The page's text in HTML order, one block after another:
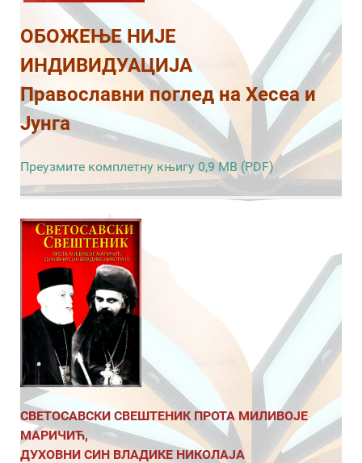
ОБОЖЕЊЕ НИЈЕ
ИНДИВИДУАЦИЈА
Православни поглед на Хесеа и
Јунга
Преузмите комплетну књигу 0,9 MB (PDF)
СВЕТОСАВСКИ СВЕШТЕНИК ПРОТА МИЛИВОЈЕ
МАРИЧИЋ,
ДУХОВНИ СИН ВЛАДИКЕ НИКОЛАЈА